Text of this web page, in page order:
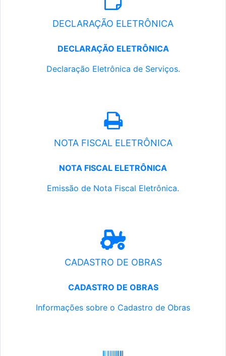
DECLARAÇÃO ELETRÔNICA
DECLARAÇÃO ELETRÔNICA
Declaração Eletrônica de Serviços.
NOTA FISCAL ELETRÔNICA
NOTA FISCAL ELETRÔNICA
Emissão de Nota Fiscal Eletrônica.
CADASTRO DE OBRAS
CADASTRO DE OBRAS
Informações sobre o Cadastro de Obras